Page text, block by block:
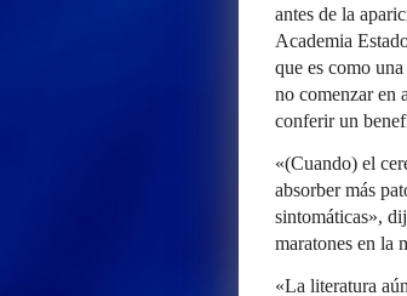
antes de la
Academia
que es como
no comenzar en
conferir un
«(Cuando) el
absorber más
sintomáticas»,
maratones en la
«La literatura